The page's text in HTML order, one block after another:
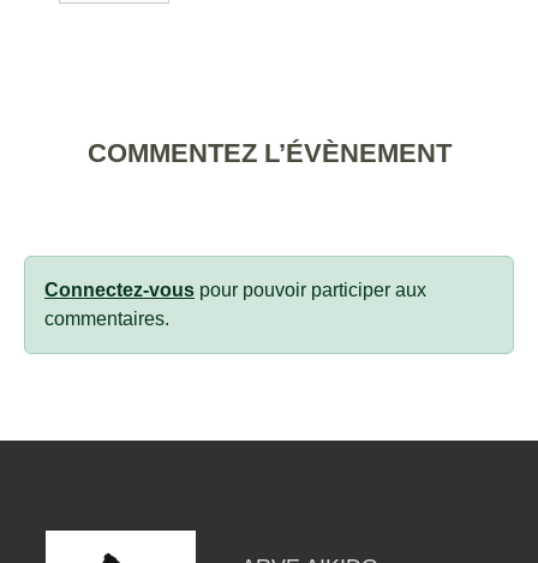
COMMENTEZ L’ÉVÈNEMENT
Connectez-vous pour pouvoir participer aux
commentaires.